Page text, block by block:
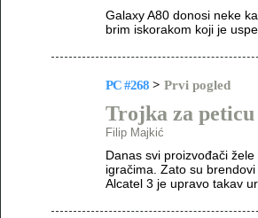
Galaxy A80 donosi neke
brim iskorakom koji je
PC #268 > Prvi pogled
Trojka za peticu
Filip Majkić
Danas svi proizvođači
igračima. Zato su
Alcatel 3 je upravo takav